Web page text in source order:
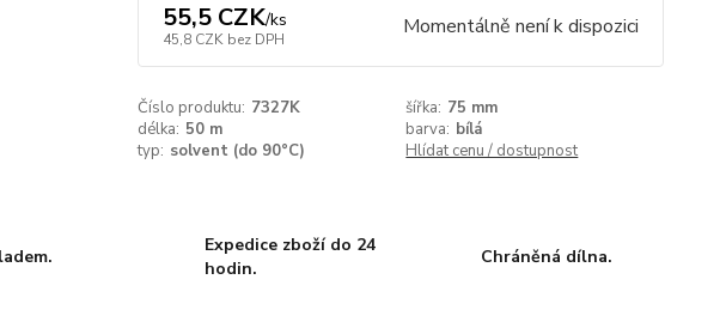
55,5 CZK/ks
45,8 CZK bez DPH Momentálně není k dispozici
Číslo produktu: 7327K šířka: 75 mm
délka: 50 m barva: bílá
typ: solvent (do 90°C) Hlídat cenu / dostupnost
Expedice zboží do 24
hodin.
Chráněná dílna.